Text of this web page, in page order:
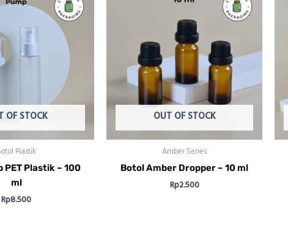
OF STOCK
Plastik
PET Plastik – 100
ml
Rp8.500
OUT OF STOCK
Amber Series
Botol Amber Dropper – 10 ml
Rp2.500